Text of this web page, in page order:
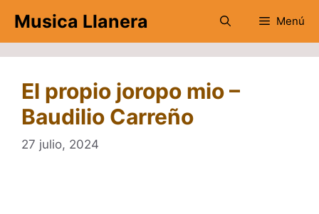
contenido
Musica Llanera Menú
El propio joropo mio –
Baudilio Carreño
27 julio, 2024